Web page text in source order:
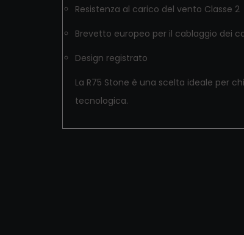
Resistenza al carico del vento Classe 2
Brevetto europeo per il cablaggio dei
Design registrato
La R75 Stone è una scelta ideale per
tecnologica.